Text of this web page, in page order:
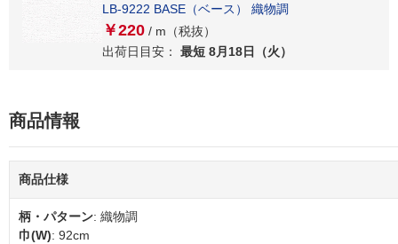
LB-9222 BASE（ベース） 織物調
￥220 / m（税抜）
出荷日目安：
最短 8月18日（火）
商品情報
商品仕様
柄・パターン: 織物調
巾(W): 92cm